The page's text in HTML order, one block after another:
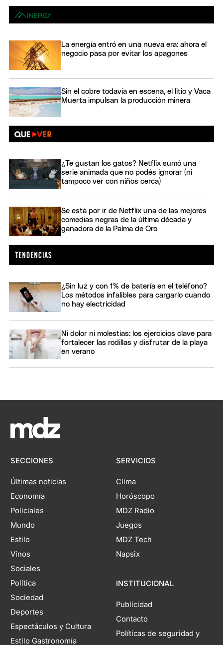
La energía entró en una nueva era: ahora el
negocio pasa por evitar los apagones
Sin el cobre todavía en escena, el litio y Vaca
Muerta impulsan la producción minera
¿Te gustan los gatos? Netflix sumó una
serie animada que no podés ignorar (ni
tampoco ver con niños cerca)
Se está por ir de Netflix una de las mejores
comedias negras de la última década y
ganadora de la Palma de Oro
¿Sin luz y con 1% de batería en el teléfono?
Los métodos infalibles para cargarlo cuando
no hay electricidad
Ni dolor ni molestias: los ejercicios clave para
fortalecer las rodillas y disfrutar de la playa
en verano
SECCIONES
Últimas noticias
Economía
Policiales
Mundo
Estilo
Vinos
Sociales
Política
Sociedad
Deportes
Espectáculos y Cultura
Estilo Gastronomía
SERVICIOS
Clima
Horóscopo
MDZ Radio
Juegos
MDZ Tech
Napsix
INSTITUCIONAL
Publicidad
Contacto
Políticas de seguridad y